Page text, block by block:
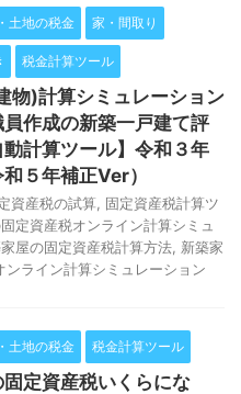
土地の税金 家・間取り
税金計算ツール
物)計算シミュレーション
員作成の新築一戸建て評
計算ツール】令和３年
５年補正Ver）
資産税の試算 固定資産税計算ツ
定資産税オンライン計算シミュ
屋の固定資産税計算方法 新築家
ンライン計算シミュレーション
土地の税金 税金計算ツール
定資産税いくらにな